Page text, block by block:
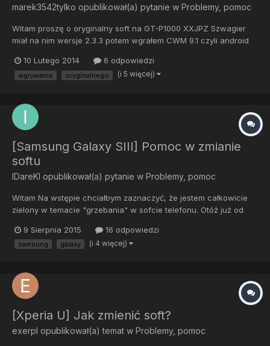
marek3542tylko opublikował(a) pytanie w Problemy, pomoc
Witam proszę o oryginalny soft na GT-P1000 XXJPZ Szwagier
miał na nim wersje 2.3.3 potem wgrałem CWM 9.1 czyli android
oraz nie podpasywał szwagrowi wgrałem plikiem jednoplikowym
odin 1.83 ale podczas uruchomienia jest tylko log...
10 Lutego 2014 6 odpowiedzi
wgrywanie oryginalnego (i 5 więcej)
[Samsung Galaxy SIII] Pomoc w zmianie
softu
IDareKI opublikował(a) pytanie w Problemy, pomoc
Witam Na wstępie chciałbym zaznaczyć, że jestem całkowicie
zielony w temacie "grzebania" w sofcie telefonu. Otóż już od
gwarancji postanowiłem, że w końcu wyrzucę system z
beznadziejną nakładką od Play a potem przerzucę się na coś
9 Sierpnia 2015 16 odpowiedzi
samsung galaxy (i 4 więcej)
[Xperia U] Jak zmienić soft?
exerpl opublikował(a) temat w Problemy, pomoc